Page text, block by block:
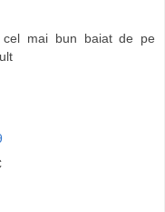
mai bun baiat de pe